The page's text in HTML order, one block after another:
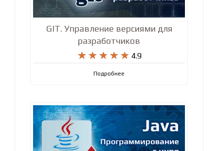
GIT. Управление версиями для
разработчиков
    
     4.9
Подробнее